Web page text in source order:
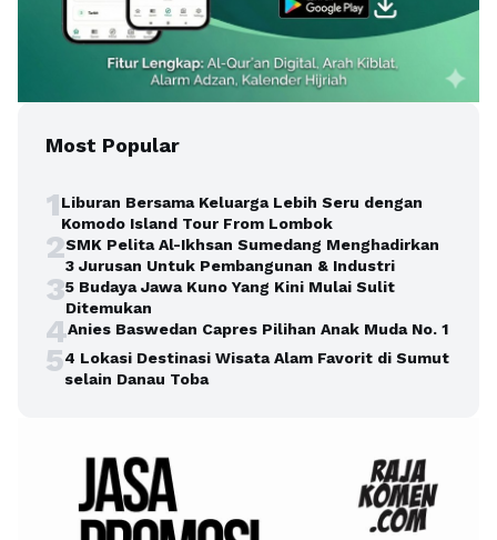
Most Popular
1Liburan Bersama Keluarga Lebih Seru dengan
Komodo Island Tour From Lombok
2SMK Pelita Al-Ikhsan Sumedang Menghadirkan
3 Jurusan Untuk Pembangunan & Industri
35 Budaya Jawa Kuno Yang Kini Mulai Sulit
Ditemukan
4Anies Baswedan Capres Pilihan Anak Muda No. 1
54 Lokasi Destinasi Wisata Alam Favorit di Sumut
selain Danau Toba